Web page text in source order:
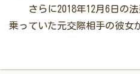
さらに2018年12月6日の法
乗っていた元交際相手の彼女